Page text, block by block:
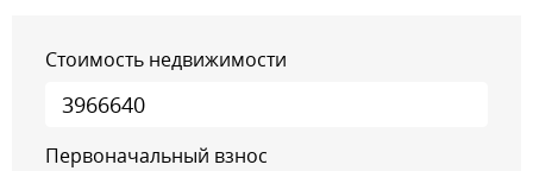
Стоимость недвижимости
Первоначальный взнос